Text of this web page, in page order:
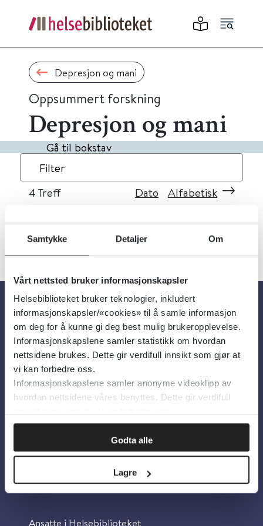
Samtykke Detaljer Om
Vårt nettsted bruker informasjonskapsler
Helsebiblioteket bruker teknologier, inkludert
informasjonskapsler/«cookies» til å samle informasjon
om deg for å kunne gi deg best mulig brukeropplevelse.
Informasjonskapslene samler statistikk om hvordan
nettsidene brukes. Dette gir verdifull innsikt som gjør at
vi kan forbedre oss.
Informasjonskapslene samler anonyme videoklipp av
hvordan nettsidene våres benyttes. Dette gir verdifull
Godta alle
Lagre
Depresjon og mani
Oppsummert forskning
Depresjon og mani
Gå til bokstav
Filter
4 Treff Dato Alfabetisk
Om oss
Om Helsebiblioteket
Personvern og informasjonskapsler
Tilgjengelighetserklæring
Information in English
Bilder fra Colourbox.com
Kontakt oss
Ansatte i Helsebiblioteket